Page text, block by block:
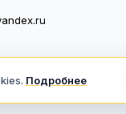
Политика
Подробнее